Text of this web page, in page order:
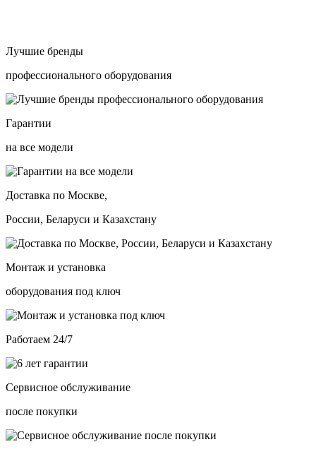
Лучшие бренды
профессионального оборудования
Гарантии
на все модели
Доставка по Москве,
России, Беларуси и Казахстану
Монтаж и установка
оборудования под ключ
Работаем 24/7
Сервисное обслуживание
после покупки